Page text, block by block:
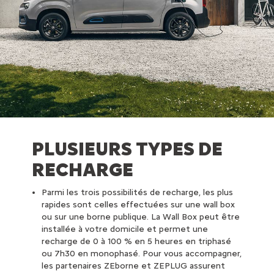
PLUSIEURS TYPES DE
RECHARGE
Parmi les trois possibilités de recharge, les plus
rapides sont celles effectuées sur une wall box
ou sur une borne publique. La Wall Box peut être
installée à votre domicile et permet une
recharge de 0 à 100 % en 5 heures en triphasé
ou 7h30 en monophasé. Pour vous accompagner,
les partenaires ZEborne et ZEPLUG assurent